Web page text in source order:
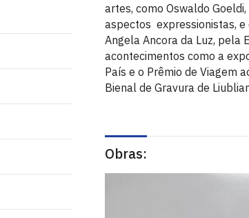
artes, como Oswaldo
aspectos expressionistas,
Angela Ancora da Luz, pela
acontecimentos como a
País e o Prêmio de Viagem
Bienal de Gravura de
Obras: